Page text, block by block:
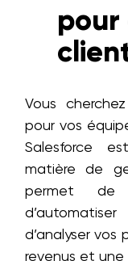
pour
Vous
pour vos
Salesforce
matière de
permet de
d’analyser vos
revenus et une